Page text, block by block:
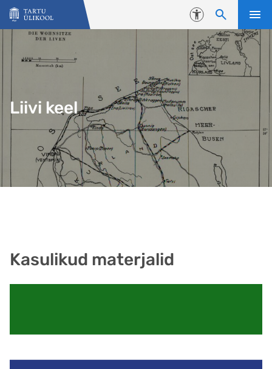
Liigu edasi põhisisu juurde
Juurdepääsetavus
Liivi keel
Kasulikud materjalid